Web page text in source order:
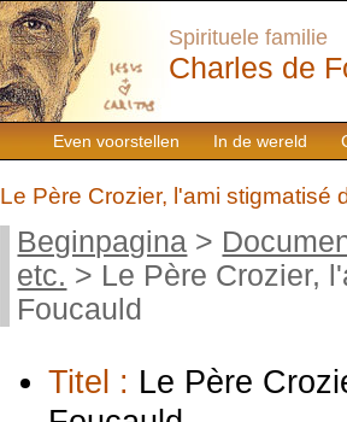
Even voorstellen In de wereld
Spirituele familie
Charles de
Le Père Crozier, l'ami stigmatisé
Beginpagina >
etc. > Le Père Crozier,
Foucauld
Titel : Le Père